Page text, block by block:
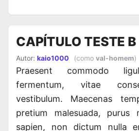
CAPÍTULO TESTE B
Autor: kaio1000 (como val-homem)
Praesent commodo
fermentum, vitae
vestibulum. Maecenas
pretium malesuada, purus
sapien, non dictum nulla